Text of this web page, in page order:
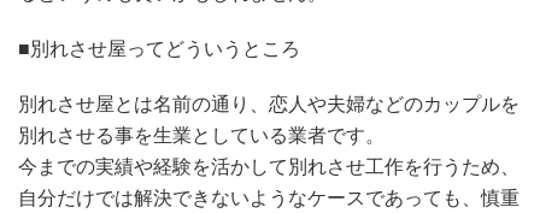
■別れさせ屋ってどういうところ
別れさせ屋とは名前の通り、恋人や夫婦などのカップルを
別れさせる事を生業としている業者です。
今までの実績や経験を活かして別れさせ工作を行うため、
自分だけでは解決できないようなケースであっても、慎重